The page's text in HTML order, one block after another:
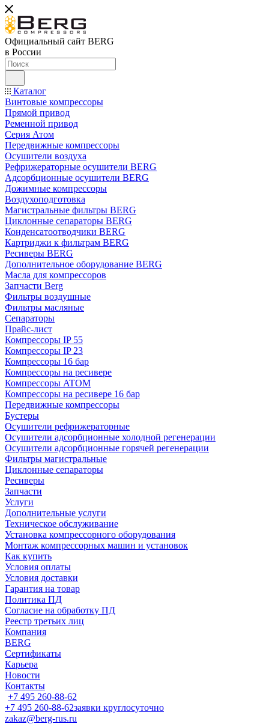
Официальный сайт BERG
в России
Каталог
Винтовые компрессоры
Прямой привод
Ременной привод
Серия Атом
Передвижные компрессоры
Осушители воздуха
Рефрижераторные осушители BERG
Адсорбционные осушители BERG
Дожимные компрессоры
Воздухоподготовка
Магистральные фильтры BERG
Циклонные сепараторы BERG
Конденсатоотводчики BERG
Картриджи к фильтрам BERG
Ресиверы BERG
Дополнительное оборудование BERG
Масла для компрессоров
Запчасти Berg
Фильтры воздушные
Фильтры масляные
Сепараторы
Прайс-лист
Компрессоры IP 55
Компрессоры IP 23
Компрессоры 16 бар
Компрессоры на ресивере
Компрессоры ATOM
Компрессоры на ресивере 16 бар
Передвижные компрессоры
Бустеры
Осушители рефрижераторные
Осушители адсорбционные холодной регенерации
Осушители адсорбционные горячей регенерации
Фильтры магистральные
Циклонные сепараторы
Ресиверы
Запчасти
Услуги
Дополнительные услуги
Техническое обслуживание
Установка компрессорного оборудования
Монтаж компрессорных машин и установок
Как купить
Условия оплаты
Условия доставки
Гарантия на товар
Политика ПД
Согласие на обработку ПД
Реестр третьих лиц
Компания
BERG
Сертификаты
Карьера
Новости
Контакты
+7 495 260-88-62
+7 495 260-88-62заявки круглосуточно
zakaz@berg-rus.ru